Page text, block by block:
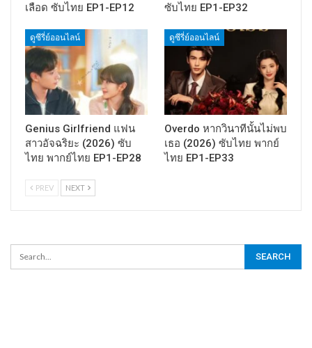
เลือด ซับไทย EP1-EP12
ซับไทย EP1-EP32
ดูซีรี่ย์ออนไลน์
Genius Girlfriend แฟน
สาวอัจฉริยะ (2026) ซับ
ไทย พากย์ไทย EP1-EP28
ดูซีรี่ย์ออนไลน์
Overdo หากวินาทีนั้นไม่พบ
เธอ (2026) ซับไทย พากย์
ไทย EP1-EP33
PREV NEXT